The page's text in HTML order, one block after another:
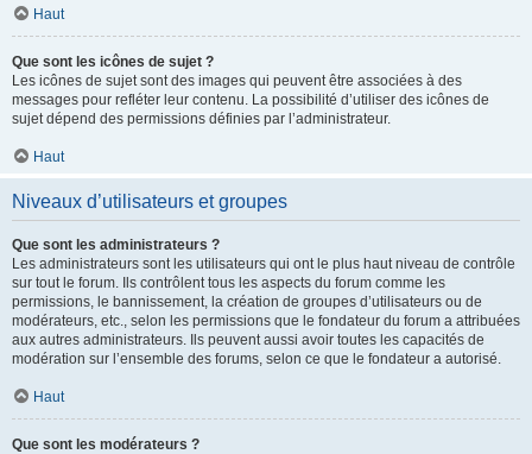
Haut
Que sont les icônes de sujet ?
Les icônes de sujet sont des images qui peuvent être associées à des
messages pour refléter leur contenu. La possibilité d’utiliser des icônes de
sujet dépend des permissions définies par l’administrateur.
Haut
Niveaux d’utilisateurs et groupes
Que sont les administrateurs ?
Les administrateurs sont les utilisateurs qui ont le plus haut niveau de contrôle
sur tout le forum. Ils contrôlent tous les aspects du forum comme les
permissions, le bannissement, la création de groupes d’utilisateurs ou de
modérateurs, etc., selon les permissions que le fondateur du forum a attribuées
aux autres administrateurs. Ils peuvent aussi avoir toutes les capacités de
modération sur l’ensemble des forums, selon ce que le fondateur a autorisé.
Haut
Que sont les modérateurs ?